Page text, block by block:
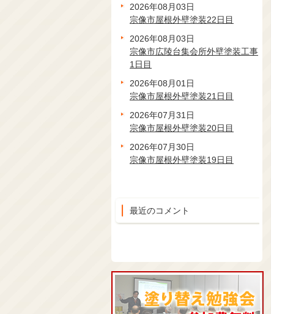
2026年08月03日
宗像市屋根外壁塗装22日目
2026年08月03日
宗像市広陵台集会所外壁塗装工事
1日目
2026年08月01日
宗像市屋根外壁塗装21日目
2026年07月31日
宗像市屋根外壁塗装20日目
2026年07月30日
宗像市屋根外壁塗装19日目
最近のコメント